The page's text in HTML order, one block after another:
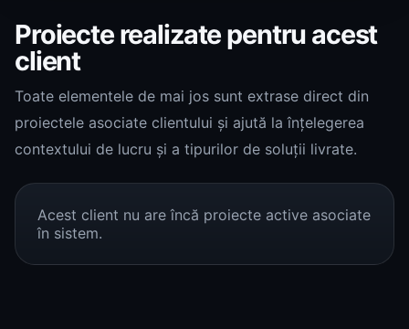
Proiecte realizate pentru acest
client
Toate elementele de mai jos sunt extrase direct din
proiectele asociate clientului și ajută la înțelegerea
contextului de lucru și a tipurilor de soluții livrate.
Acest client nu are încă proiecte active asociate
în sistem.